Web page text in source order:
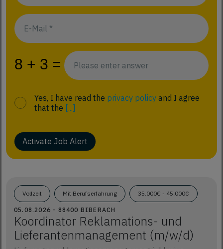
Yes, I have read the privacy policy and I agree
that the [...]
Activate Job Alert
Vollzeit Mit Berufserfahrung 35.000€ - 45.000€
05.08.2026 - 88400 BIBERACH
Koordinator Reklamations- und
Lieferantenmanagement (m/w/d)